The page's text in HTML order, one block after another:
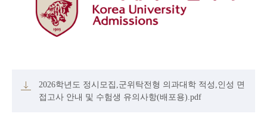
2026학년도 정시모집,군위탁전형 의과대학 적성,인성 면
접고사 안내 및 수험생 유의사항(배포용).pdf